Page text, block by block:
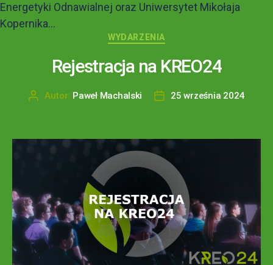
Energetyki Odnawialnej oraz Uniwersytet Mikołaja
Kopernika...
WYDARZENIA
Rejestracja na KREO24
Autor: Paweł Machalski 25 września 2024